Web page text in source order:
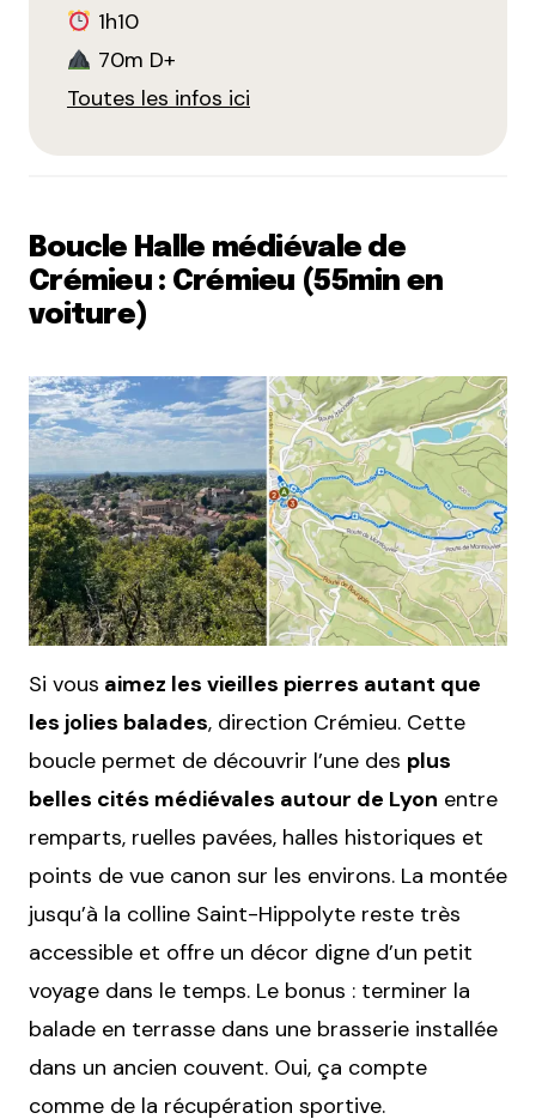
1h10
70m D+
Toutes les infos ici
Boucle Halle médiévale de
Crémieu : Crémieu (55min en
voiture)
Si vous aimez les vieilles pierres autant que
les jolies balades, direction Crémieu. Cette
boucle permet de découvrir l’une des plus
belles cités médiévales autour de Lyon entre
remparts, ruelles pavées, halles historiques et
points de vue canon sur les environs. La montée
jusqu’à la colline Saint-Hippolyte reste très
accessible et offre un décor digne d’un petit
voyage dans le temps. Le bonus : terminer la
balade en terrasse dans une brasserie installée
dans un ancien couvent. Oui, ça compte
comme de la récupération sportive.